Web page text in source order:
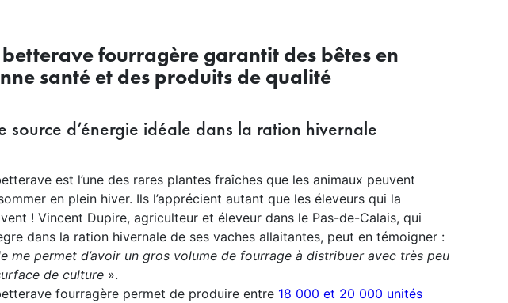
betterave fourragère garantit des bêtes en
santé et des produits de qualité
source d’énergie idéale dans la ration hivernale
est l’une des rares plantes fraîches que les animaux peuvent
en plein hiver. Ils l’apprécient autant que les éleveurs qui la
! Vincent Dupire, agriculteur et éleveur dans le Pas-de-Calais, qui
dans la ration hivernale de ses vaches allaitantes, peut en témoigner :
me permet d’avoir un gros volume de fourrage à distribuer avec très peu
de culture ».
fourragère permet de produire entre 18 000 et 20 000 unités